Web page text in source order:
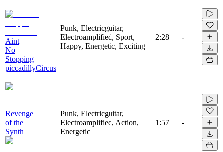
Aint
No
Stopping
piccadillyCircus
Punk, Electricguitar,
Electroamplified, Sport,
Happy, Energetic, Exciting
2:28 -
Revenge
of the
Synth
Punk, Electricguitar,
Electroamplified, Action,
Energetic
1:57 -